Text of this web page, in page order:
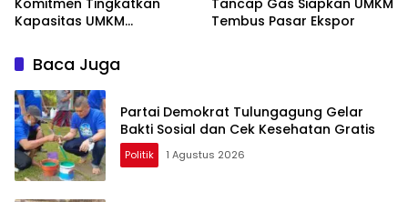
Komitmen Tingkatkan
Kapasitas UMKM
Ekspor
Tancap Gas Siapkan UMKM
Tembus Pasar Ekspor
Baca Juga
Partai Demokrat Tulungagung Gelar
Bakti Sosial dan Cek Kesehatan Gratis
Politik 1 Agustus 2026